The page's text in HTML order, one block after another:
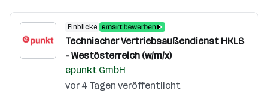
Einblicke
Technischer Vertriebsaußendienst HKLS
- Westösterreich (w/m/x)
epunkt GmbH
vor 4 Tagen veröffentlicht